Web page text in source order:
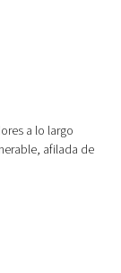
a lo largo
afilada de